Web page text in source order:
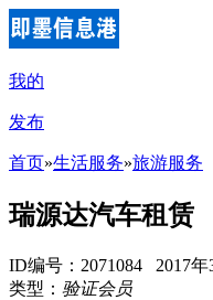
我的
发布
首页»生活服务»旅游服务
瑞源达汽车租赁
ID编号：2071084 2017
类型： 验证会员